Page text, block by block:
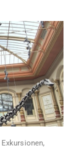
Exkursionen,